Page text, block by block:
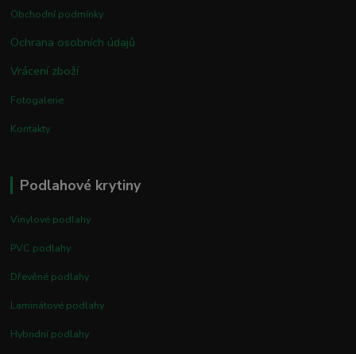
Obchodní podmínky
Ochrana osobních údajů
Vrácení zboží
Fotogalerie
Kontakty
Podlahové krytiny
Vinylové podlahy
PVC podlahy
Dřevěné podlahy
Laminátové podlahy
Hybridní podlahy